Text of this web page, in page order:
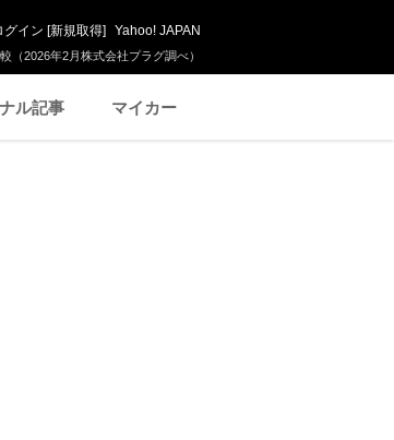
2026年2月株式会社プラグ調べ）
グイン [新規取得] Yahoo! JAPAN
ル記事 マイカー